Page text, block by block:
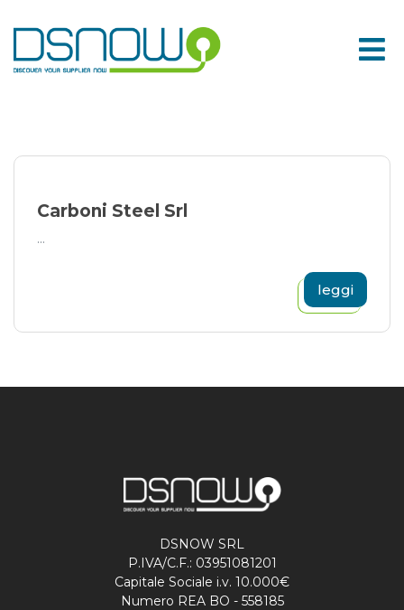
to
content
Carboni Steel Srl
...
leggi
DSNOW SRL
P.IVA/C.F.: 03951081201
Capitale Sociale i.v. 10.000€
Numero REA BO - 558185